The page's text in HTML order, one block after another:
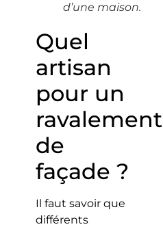
d’une maison.
Quel
artisan
pour un
ravalement
de
façade ?
Il faut savoir que
différents